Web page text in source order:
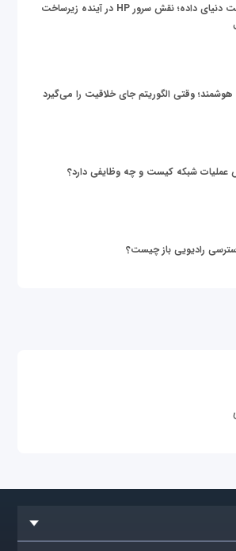
زیر پوست دنیای داده؛ نقش سرور HP در آینده زیرساخت
هوشمند؛ وقتی الگوریتم جای خلاقیت را می‌گیرد
عملیات شبکه کیست و چه وظایفی دارد؟
رادیویی باز چیست؟